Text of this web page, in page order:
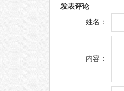
发表评论
姓名：
内容：